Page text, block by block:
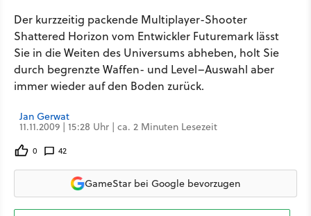
Der kurzzeitig packende Multiplayer-Shooter
Shattered Horizon vom Entwickler Futuremark lässt
Sie in die Weiten des Universums abheben, holt Sie
durch begrenzte Waffen- und Level–Auswahl aber
immer wieder auf den Boden zurück.
Jan Gerwat
11.11.2009 | 15:28 Uhr | ca. 2 Minuten Lesezeit
0 42
GameStar bei Google bevorzugen